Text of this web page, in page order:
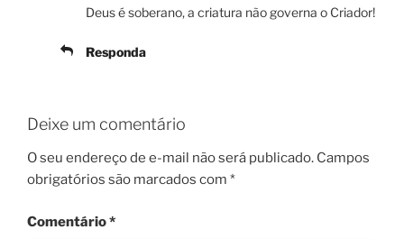
Deus é soberano, a criatura não governa o Criador!
Responda
Deixe um comentário
O seu endereço de e-mail não será publicado. Campos
obrigatórios são marcados com *
Comentário*